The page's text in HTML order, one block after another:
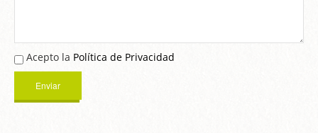
Acepto la Política de Privacidad